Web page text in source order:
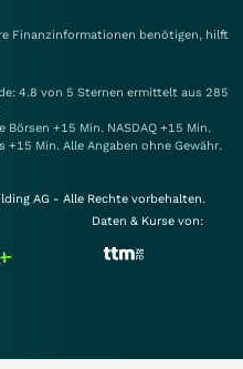
Finanzinformationen benötigen, hilft
4.8 von 5 Sternen ermittelt aus 285
+15 Min. NASDAQ +15 Min.
+15 Min. Alle Angaben ohne Gewähr.
AG - Alle Rechte vorbehalten.
Daten & Kurse von: